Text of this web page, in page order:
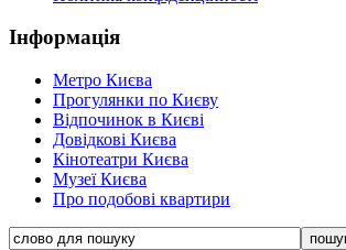
Інформація
Метро Києва
Прогулянки по Києву
Відпочинок в Києві
Довідкові Києва
Кінотеатри Києва
Музеї Києва
Про подобові квартири